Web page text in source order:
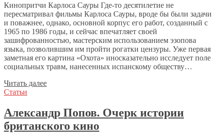
Кинопритчи Карлоса Сауры Где-то десятилетие не
пересматривал фильмы Карлоса Сауры, вроде бы были задачи
и поважнее, однако, основной корпус его работ, созданный с
1965 по 1986 годы, и сейчас впечатляет своей
зашифрованностью, мастерским использованием эзопова
языка, позволившим им пройти рогатки цензуры. Уже первая
заметная его картина «Охота» иносказательно исследует поле
социальных травм, нанесенных испанскому обществу…
Читать далее
Статьи
Александр Попов. Очерк истории
британского кино